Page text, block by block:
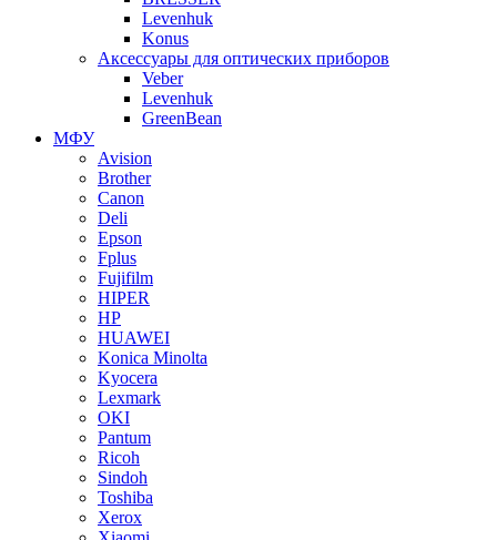
Levenhuk
Konus
Аксессуары для оптических приборов
Veber
Levenhuk
GreenBean
МФУ
Avision
Brother
Canon
Deli
Epson
Fplus
Fujifilm
HIPER
HP
HUAWEI
Konica Minolta
Kyocera
Lexmark
OKI
Pantum
Ricoh
Sindoh
Toshiba
Xerox